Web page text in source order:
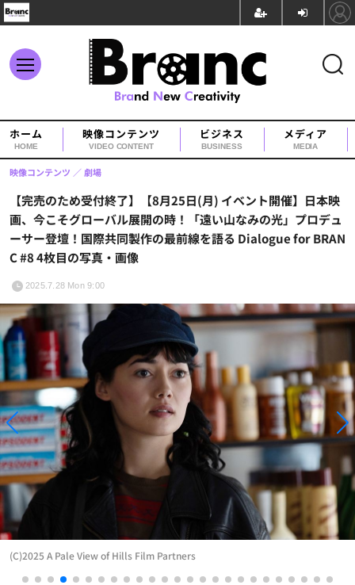
ホーム
HOME
映像コンテンツ
VIDEO CONTENT
ビジネス
BUSINESS
メディア
MEDIA
【完売のため受付終了】【8月25日(月) イベント開催】日本映
画、今こそグローバル展開の時！「遠い山なみの光」プロデュ
ーサー登壇！国際共同製作の最前線を語る Dialogue for BRAN
C #8 4枚目の写真・画像
映像コンテンツ 劇場
2025.7.28 Mon 9:00
(C)2025 A Pale View of Hills Film Partners